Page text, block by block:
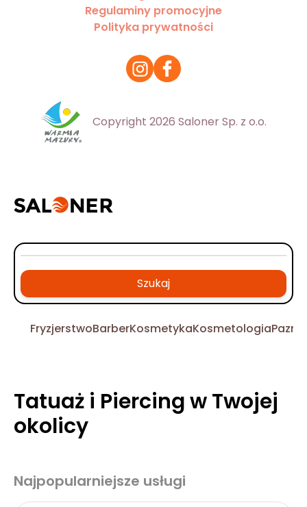
Regulaminy promocyjne
Polityka prywatności
Copyright 2026 Saloner Sp. z o.o.
Szukaj
FryzjerstwoBarberKosmetykaKosmetologia
Tatuaż i Piercing w Twojej
okolicy
Najpopularniejsze usługi